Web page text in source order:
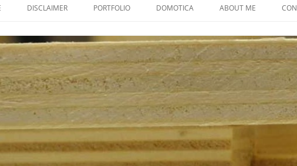
DISCLAIMER PORTFOLIO DOMOTICA
EEN DOMOTICA CONTROLLER
KIEZEN
ZELF DOMOTICA SENSOREN EN
ACTUATOREN MAKEN
ABOUT ME